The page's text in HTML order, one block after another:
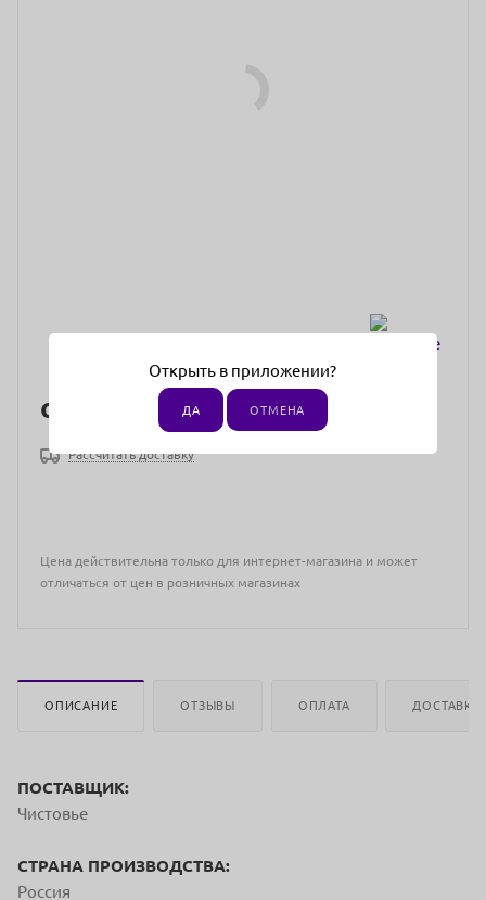
от
Рассчитать доставку
Цена действительна только для интернет-магазина и может
отличаться от цен в розничных магазинах
ОПИСАНИЕ ОТЗЫВЫ ОПЛАТА ДОСТАВКА
ПОСТАВЩИК:
Чистовье
СТРАНА ПРОИЗВОДСТВА:
Россия
Открыть в приложении?
ДА ОТМЕНА